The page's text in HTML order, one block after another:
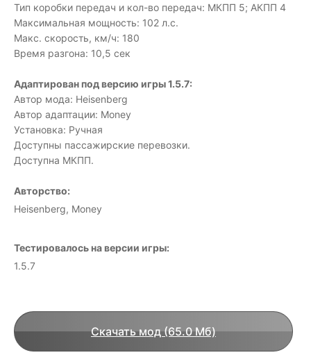
Тип коробки передач и кол-во передач: МКПП 5; АКПП 4
Максимальная мощность: 102 л.с.
Макс. скорость, км/ч: 180
Время разгона: 10,5 сек
Адаптирован под версию игры 1.5.7:
Автор мода: Heisenberg
Автор адаптации: Money
Установка: Ручная
Доступны пассажирские перевозки.
Доступна МКПП.
Авторство:
Heisenberg, Money
Тестировалось на версии игры:
1.5.7
Скачать мод (65.0 Мб)